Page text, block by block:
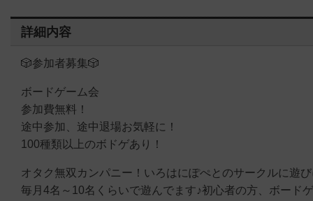
詳細内容
🎲参加者募集🎲
ボードゲーム会
参加費無料！
途中参加、途中退場お気軽に！
100種類以上のボドゲあり！
オタク無双カンパニー！いろはにぽぺとのサークルに遊
毎月4名～10名くらいで遊んでます♪初心者の方、ボード